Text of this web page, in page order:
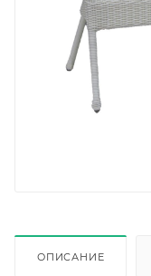
ОПИСАНИЕ